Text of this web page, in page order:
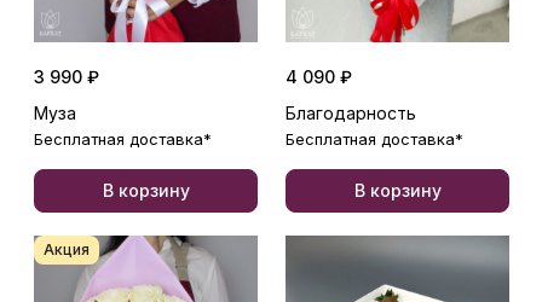
3 990 ₽
Муза
Бесплатная доставка*
В корзину
4 090 ₽
Благодарность
Бесплатная доставка*
В корзину
Акция